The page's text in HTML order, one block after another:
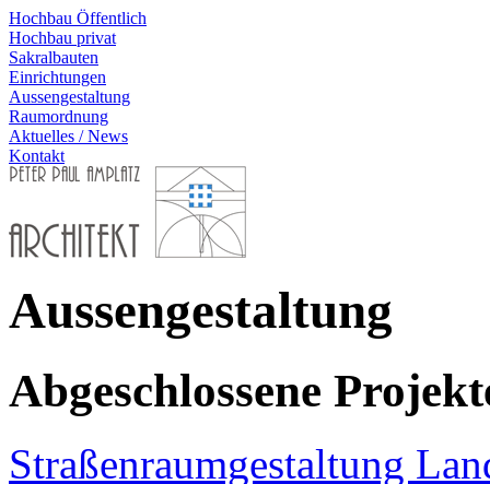
Hochbau Öffentlich
Hochbau privat
Sakralbauten
Einrichtungen
Aussengestaltung
Raumordnung
Aktuelles / News
Kontakt
Aussengestaltung
Abgeschlossene
Straßenraumgestaltung